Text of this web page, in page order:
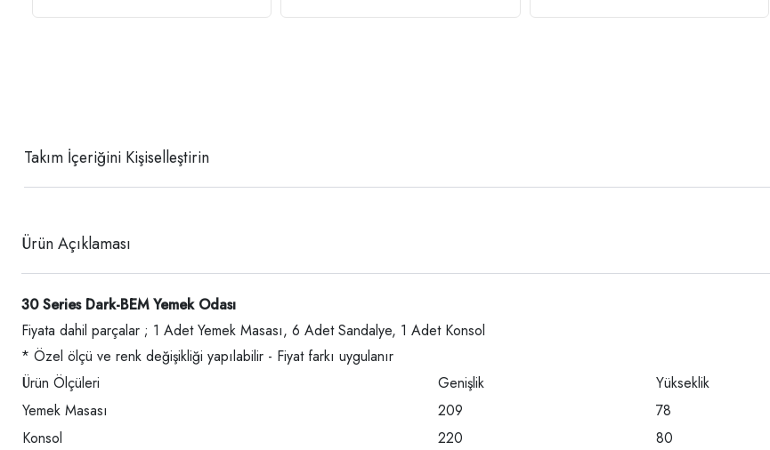
Takım İçeriğini Kişiselleştirin
Ürün Açıklaması
30 Series Dark-BEM Yemek Odası
Fiyata dahil parçalar ; 1 Adet Yemek Masası, 6 Adet Sandalye, 1 Adet Konsol
* Özel ölçü ve renk değişikliği yapılabilir - Fiyat farkı uygulanır
Ürün Ölçüleri
Genişlik Yükseklik
Yemek Masası
209 78
Konsol
220 80